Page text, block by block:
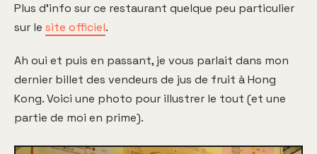
Plus d'info sur ce restaurant quelque peu particulier
sur le site officiel.
Ah oui et puis en passant, je vous parlait dans mon
dernier billet des vendeurs de jus de fruit à Hong
Kong. Voici une photo pour illustrer le tout (et une
partie de moi en prime).